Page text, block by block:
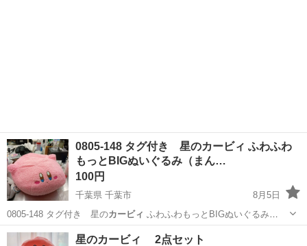
0805-148 タグ付き 星のカービィ ふわふわ
もっとBIGぬいぐるみ（まん…
100円
千葉県 千葉市
8月5日
0805-148 タグ付き 星のカービィ ふわふわもっとBIGぬいぐるみ
（ま…
千葉 千葉市 星のカービィ
星のカービィ 2点セット